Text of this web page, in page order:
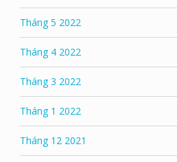
Tháng 5 2022
Tháng 4 2022
Tháng 3 2022
Tháng 1 2022
Tháng 12 2021